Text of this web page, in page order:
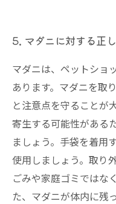
5. マダニに対する正
マダニは、ペットショ
あります。マダニを取
と注意点を守ることが
寄生する可能性がある
ましょう。手袋を着用
使用しましょう。取り
ごみや家庭ゴミではな
た、マダニが体内に残